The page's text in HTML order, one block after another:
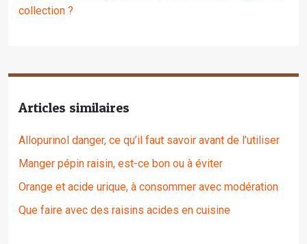
collection ?
Articles similaires
Allopurinol danger, ce qu’il faut savoir avant de l’utiliser
Manger pépin raisin, est-ce bon ou à éviter
Orange et acide urique, à consommer avec modération
Que faire avec des raisins acides en cuisine